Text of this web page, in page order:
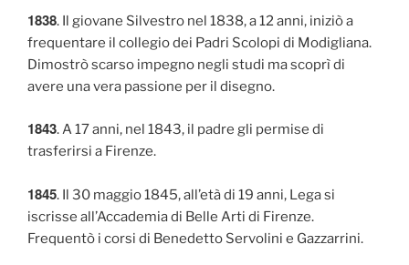
1838. Il giovane Silvestro nel 1838, a 12 anni, iniziò a
frequentare il collegio dei Padri Scolopi di Modigliana.
Dimostrò scarso impegno negli studi ma scoprì di
avere una vera passione per il disegno.
1843. A 17 anni, nel 1843, il padre gli permise di
trasferirsi a Firenze.
1845. Il 30 maggio 1845, all’età di 19 anni, Lega si
iscrisse all’Accademia di Belle Arti di Firenze.
Frequentò i corsi di Benedetto Servolini e Gazzarrini.